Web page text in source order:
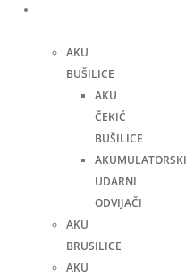
AKU
BUŠILICE
AKU
ČEKIĆ
BUŠILICE
AKUMULATORSKI
UDARNI
ODVIJAČI
AKU
BRUSILICE
AKU